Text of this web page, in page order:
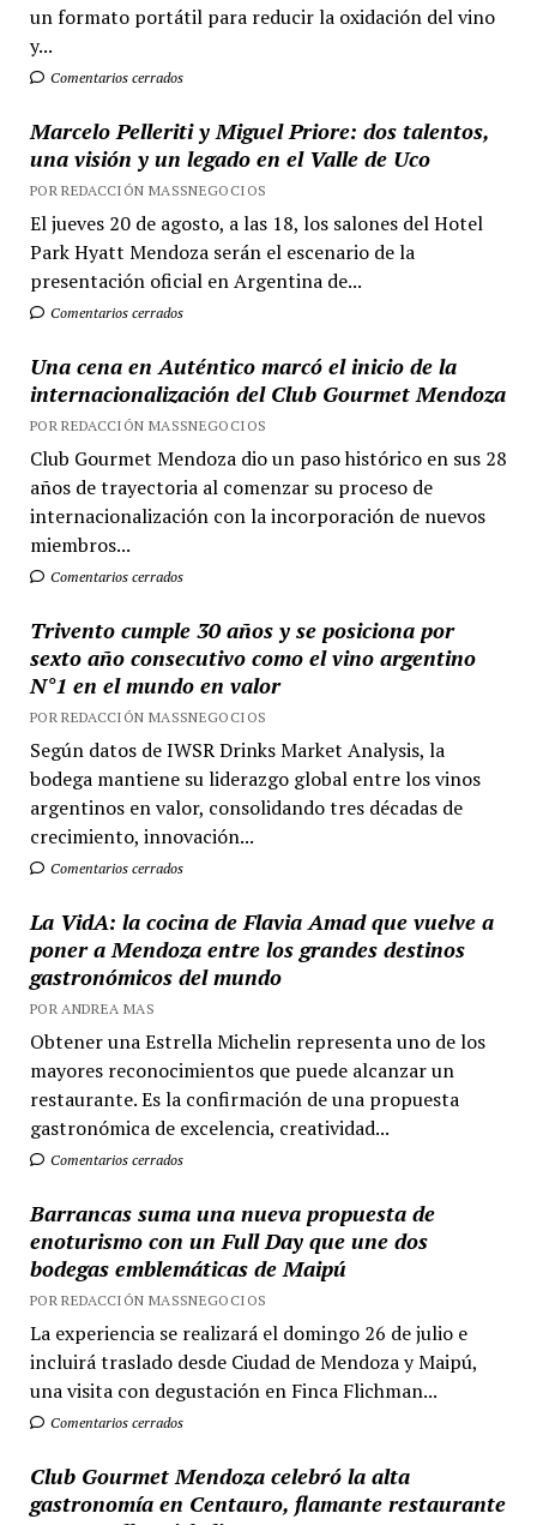
un formato portátil para reducir la oxidación del vino
y...
Comentarios cerrados
Marcelo Pelleriti y Miguel Priore: dos talentos,
una visión y un legado en el Valle de Uco
POR REDACCIÓN MASSNEGOCIOS
El jueves 20 de agosto, a las 18, los salones del Hotel
Park Hyatt Mendoza serán el escenario de la
presentación oficial en Argentina de...
Comentarios cerrados
Una cena en Auténtico marcó el inicio de la
internacionalización del Club Gourmet Mendoza
POR REDACCIÓN MASSNEGOCIOS
Club Gourmet Mendoza dio un paso histórico en sus 28
años de trayectoria al comenzar su proceso de
internacionalización con la incorporación de nuevos
miembros...
Comentarios cerrados
Trivento cumple 30 años y se posiciona por
sexto año consecutivo como el vino argentino
N°1 en el mundo en valor
POR REDACCIÓN MASSNEGOCIOS
Según datos de IWSR Drinks Market Analysis, la
bodega mantiene su liderazgo global entre los vinos
argentinos en valor, consolidando tres décadas de
crecimiento, innovación...
Comentarios cerrados
La VidA: la cocina de Flavia Amad que vuelve a
poner a Mendoza entre los grandes destinos
gastronómicos del mundo
POR ANDREA MAS
Obtener una Estrella Michelin representa uno de los
mayores reconocimientos que puede alcanzar un
restaurante. Es la confirmación de una propuesta
gastronómica de excelencia, creatividad...
Comentarios cerrados
Barrancas suma una nueva propuesta de
enoturismo con un Full Day que une dos
bodegas emblemáticas de Maipú
POR REDACCIÓN MASSNEGOCIOS
La experiencia se realizará el domingo 26 de julio e
incluirá traslado desde Ciudad de Mendoza y Maipú,
una visita con degustación en Finca Flichman...
Comentarios cerrados
Club Gourmet Mendoza celebró la alta
gastronomía en Centauro, flamante restaurante